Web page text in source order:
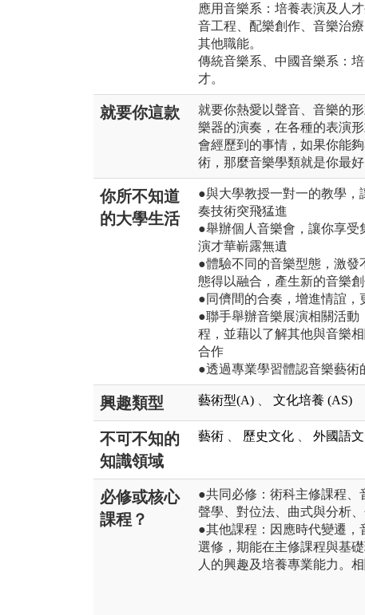
應用音樂系：培養表演及人
音工程、配樂創作、音樂治
其他職能。
傳統音樂系、中國音樂系：
才。
就要你這款
就要你熱愛以聲音、音樂的
樂器的演奏，在各種的表演
會經歷到的事情，如果你能
術，那麼音樂學類就是你最好
你所不知道
的大學生活
●與大學教授一對一的教學
奏技術突飛猛進
●舉辦個人音樂會，讓你享受
演才華嶄露無遺
●體驗不同的音樂型態，激發
態得以融合，產生新的音樂
●同儕間的合奏，增進情誼，
●聯手舉辦音樂展演相關活
程，並藉以了解其他與音樂
合作
●透過專業學習體認音樂藝
興趣類型 藝術型(A) 文化培養 (AS)
不可不知的
知識領域
藝術 歷史文化 外國語文
必修或核心
課程？
●共同必修：術科主修課程、
聲學、對位法、曲式與分析
●其他課程：因應時代變遷，
選修，期能在主修課程與基
人的興趣及培養專業能力。